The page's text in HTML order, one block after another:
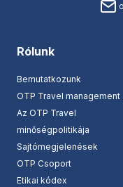
Rólunk
Bemutatkozunk
OTP Travel management
Az OTP Travel
minőségpolitikája
Sajtómegjelenések
OTP Csoport
Etikai kódex